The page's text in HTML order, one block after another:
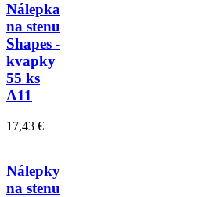
Nálepka
na stenu
Shapes -
kvapky
55 ks
A11
17,43 €
Nálepky
na stenu